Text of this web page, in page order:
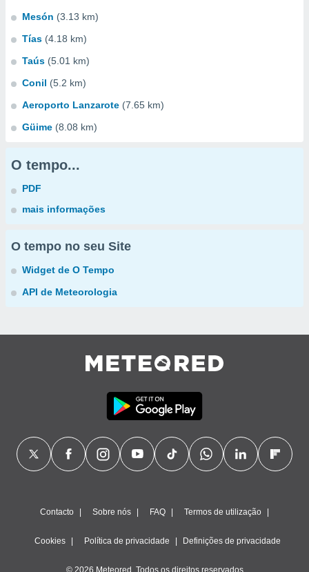
Mesón (3.13 km)
Tías (4.18 km)
Taús (5.01 km)
Conil (5.2 km)
Aeroporto Lanzarote (7.65 km)
Güime (8.08 km)
O tempo...
PDF
mais informações
O tempo no seu Site
Widget de O Tempo
API de Meteorologia
Contacto Sobre nós FAQ Termos de utilização
Cookies Política de privacidade Definições de privacidade
© 2026 Meteored. Todos os direitos reservados